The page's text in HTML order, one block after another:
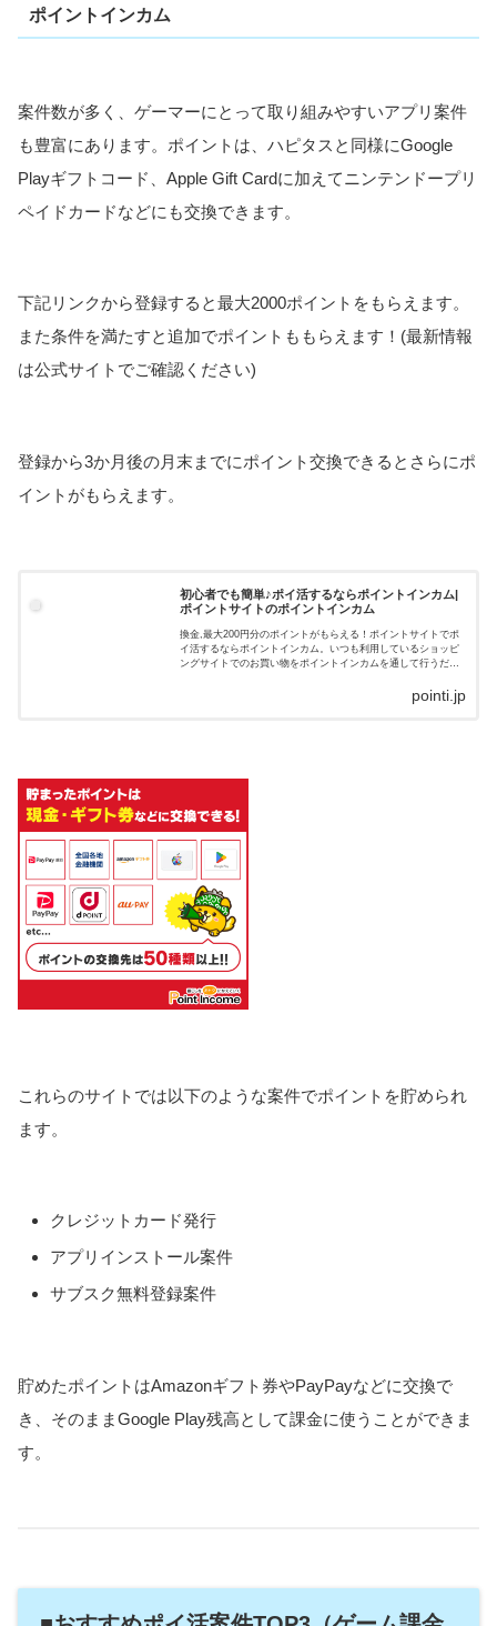
ポイントインカム
案件数が多く、ゲーマーにとって取り組みやすいアプリ案件
も豊富にあります。ポイントは、ハピタスと同様にGoogle
Playギフトコード、Apple Gift Cardに加えてニンテンドープリ
ペイドカードなどにも交換できます。
下記リンクから登録すると最大2000ポイントをもらえます。
また条件を満たすと追加でポイントももらえます！(最新情報
は公式サイトでご確認ください)
登録から3か月後の月末までにポイント交換できるとさらにポ
イントがもらえます。
初心者でも簡単♪ポイ活するならポイントインカム|
ポイントサイトのポイントインカム
換金,最大200円分のポイントがもらえる！ポイントサイトでポ
イ活するならポイントインカム。いつも利用しているショッピ
ングサイトでのお買い物をポイントインカムを通して行うだけ
pointi.jp
これらのサイトでは以下のような案件でポイントを貯められ
ます。
クレジットカード発行
アプリインストール案件
サブスク無料登録案件
貯めたポイントはAmazonギフト券やPayPayなどに交換で
き、そのままGoogle Play残高として課金に使うことができま
す。